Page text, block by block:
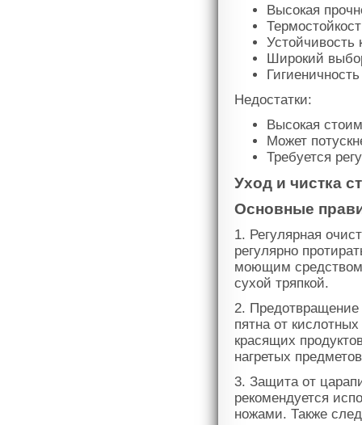
Высокая
Устойчивость
Широкий
Недостатки:
Высокая
Может
Требуется
Уход и чистка
Основные
1. Регулярная
регулярно
моющим
сухой тряпкой.
2. Предотвращение
пятна от
красящих
нагретых
3. Защита от
рекомендуется
ножами. Также